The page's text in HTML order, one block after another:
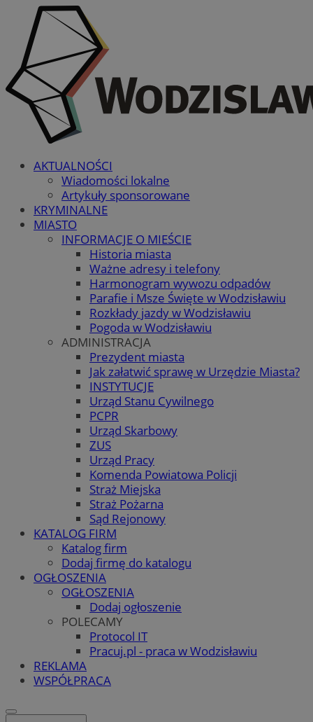
AKTUALNOŚCI
Wiadomości lokalne
Artykuły sponsorowane
KRYMINALNE
MIASTO
INFORMACJE O MIEŚCIE
Historia miasta
Ważne adresy i telefony
Harmonogram wywozu odpadów
Parafie i Msze Święte w Wodzisławiu
Rozkłady jazdy w Wodzisławiu
Pogoda w Wodzisławiu
ADMINISTRACJA
Prezydent miasta
Jak załatwić sprawę w Urzędzie Miasta?
INSTYTUCJE
Urząd Stanu Cywilnego
PCPR
Urząd Skarbowy
ZUS
Urząd Pracy
Komenda Powiatowa Policji
Straż Miejska
Straż Pożarna
Sąd Rejonowy
KATALOG FIRM
Katalog firm
Dodaj firmę do katalogu
OGŁOSZENIA
OGŁOSZENIA
Dodaj ogłoszenie
POLECAMY
Protocol IT
Pracuj.pl - praca w Wodzisławiu
REKLAMA
WSPÓŁPRACA